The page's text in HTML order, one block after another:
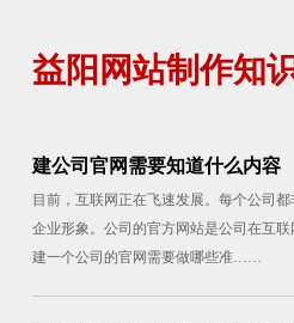
益阳网站制作知
建公司官网需要知道什么内容
目前，互联网正在飞速发展。每个公司
企业形象。公司的官方网站是公司在互
建一个公司的官网需要做哪些准……